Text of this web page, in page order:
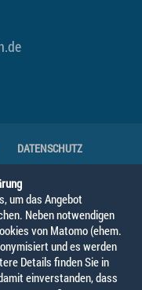
DATENSCHUTZ
Neurologen,
Psychiater
um das Angebot
Neben notwendigen
von Matomo (ehem.
und es werden
Details finden Sie in
einverstanden, dass